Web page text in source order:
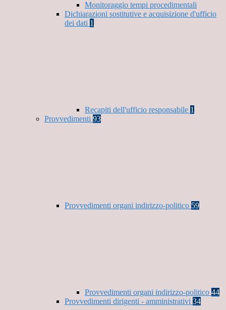
Monitoraggio tempi procedimentali
Dichiarazioni sostitutive e acquisizione d'ufficio
dei dati 1
Recapiti dell'ufficio responsabile 1
Provvedimenti 93
Provvedimenti organi indirizzo-politico 59
Provvedimenti organi indirizzo-politico 44
Provvedimenti dirigenti - amministrativi 34